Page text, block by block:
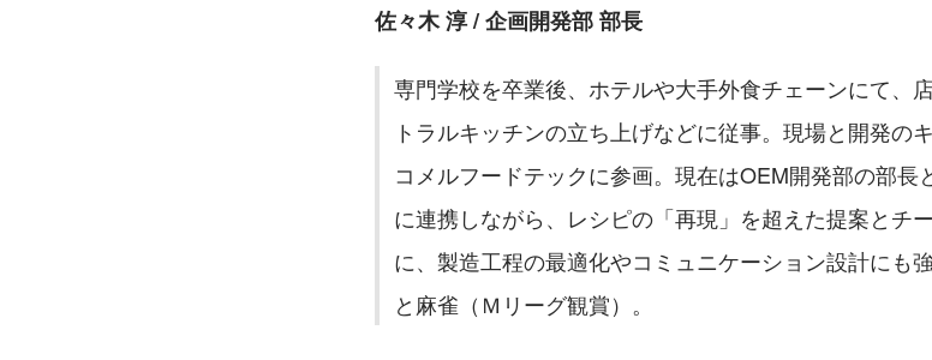
佐々木 淳 / 企画開発部 部長
専門学校を卒業後、ホテルや大手外食チェーンにて、
トラルキッチンの立ち上げなどに従事。現場と開発の
コメルフードテックに参画。現在はOEM開発部の部
に連携しながら、レシピの「再現」を超えた提案とチ
に、製造工程の最適化やコミュニケーション設計にも
と麻雀（Ｍリーグ観賞）。